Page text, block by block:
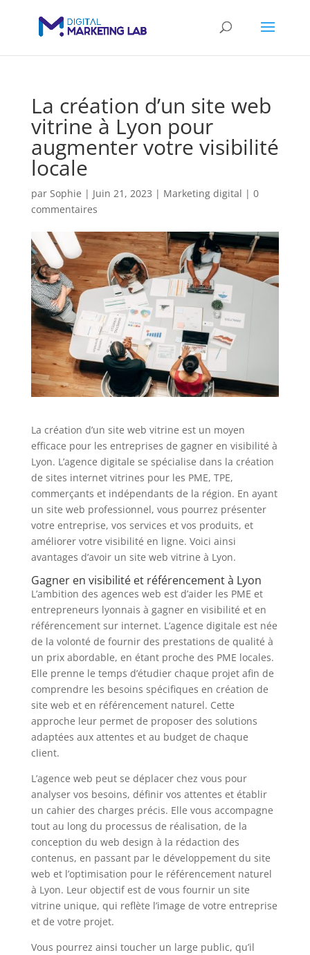
La création d’un site web
vitrine à Lyon pour
augmenter votre visibilité
locale
par Sophie | Juin 21, 2023 | Marketing digital | 0
commentaires
La création d’un site web vitrine est un moyen
efficace pour les entreprises de gagner en visibilité à
Lyon. L’agence digitale se spécialise dans la création
de sites internet vitrines pour les PME, TPE,
commerçants et indépendants de la région. En ayant
un site web professionnel, vous pourrez présenter
votre entreprise, vos services et vos produits, et
améliorer votre visibilité en ligne. Voici ainsi
avantages d’avoir un site web vitrine à Lyon.
Gagner en visibilité et référencement à Lyon
L’ambition des agences web est d’aider les PME et
entrepreneurs lyonnais à gagner en visibilité et en
référencement sur internet. L’agence digitale est née
de la volonté de fournir des prestations de qualité à
un prix abordable, en étant proche des PME locales.
Elle prenne le temps d’étudier chaque projet afin de
comprendre les besoins spécifiques en création de
site web et en référencement naturel. Cette
approche leur permet de proposer des solutions
adaptées aux attentes et au budget de chaque
client.
L’agence web peut se déplacer chez vous pour
analyser vos besoins, définir vos attentes et établir
un cahier des charges précis. Elle vous accompagne
tout au long du processus de réalisation, de la
conception du web design à la rédaction des
contenus, en passant par le développement du site
web et l’optimisation pour le référencement naturel
à Lyon. Leur objectif est de vous fournir un site
vitrine unique, qui reflète l’image de votre entreprise
et de votre projet.
Vous pourrez ainsi toucher un large public, qu’il